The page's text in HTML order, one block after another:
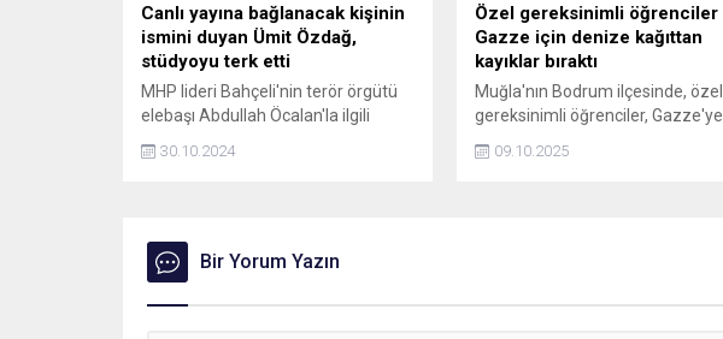
Canlı yayına bağlanacak kişinin
ismini duyan Ümit Özdağ,
stüdyoyu terk etti
MHP lideri Bahçeli'nin terör örgütü
elebaşı Abdullah Öcalan'la ilgili
bulmasına tepki gösteren Zafer
CHP Ankara Milletvekili Umut
Akdoğan'ın bağlanmak istemesi
Özdağ'ı sinirlendirdi. Özdağ, "Benim
30.10.2024
Özel gereksinimli öğrenciler
Gazze için denize kağıttan
kayıklar bıraktı
Muğla'nın Bodrum ilçesinde, özel
gereksinimli öğrenciler, Gazze'ye
kayıkları dualarla denize bıraktı.
09.10.2025
Bir Yorum Yazın